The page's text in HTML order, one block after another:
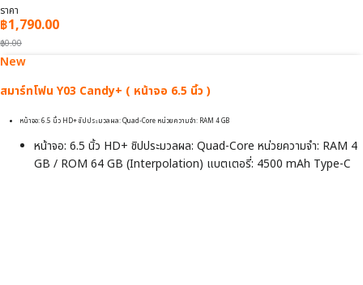
ราคา
฿1,790.00
฿0.00
New
สมาร์ทโฟน Y03 Candy+ ( หน้าจอ 6.5 นิ้ว )
หน้าจอ: 6.5 นิ้ว HD+ ชิปประมวลผล: Quad-Core หน่วยความจำ: RAM 4 GB
หน้าจอ: 6.5 นิ้ว HD+ ชิปประมวลผล: Quad-Core หน่วยความจำ: RAM 4
GB / ROM 64 GB (Interpolation) แบตเตอรี่: 4500 mAh Type-C